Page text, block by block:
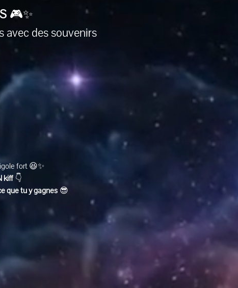
🎮✨
des souvenirs
fort 😆✨
kiff 👇
que tu y gagnes 😎